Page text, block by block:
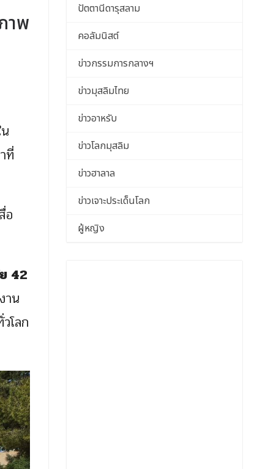
าพ
ที่
อ
42
าน
โลก
ปัตตานีดารุสลาม
คอลัมนิสต์
ข่าวกรรมการกลางฯ
ข่าวมุสลิมไทย
ข่าวอาหรับ
ข่าวโลกมุสลิม
ข่าวฮาลาล
ข่าวเจาะประเด็นโลก
ผู้หญิง